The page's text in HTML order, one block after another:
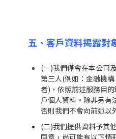
五、客戶資料揭露對
(一)我們僅會在本公司
第三人(例如：金融機
者)，依照前述服務目
戶個人資料。除非另有
否則我們不會向前述以
(二)我們提供資料予其
同意，尚可能有以下情